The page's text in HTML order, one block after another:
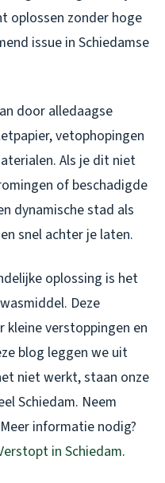
oplossen zonder hoge
issue in Schiedamse
door alledaagse
vetophopingen
Als je dit niet
of beschadigde
dynamische stad als
snel achter je laten.
oplossing is het
Deze
verstoppingen en
blog leggen we uit
niet werkt, staan onze
Schiedam. Neem
informatie nodig?
in Schiedam.